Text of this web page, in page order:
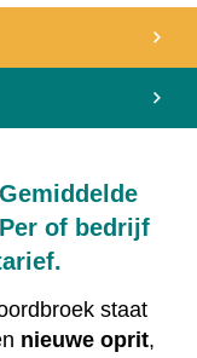
of bedrijf
staat
nieuwe oprit,